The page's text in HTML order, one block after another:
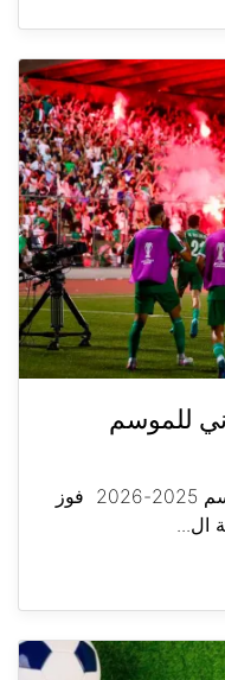
للموسم
الأنصار بطلًا للدوري اللبناني للموسم 2025-2026 فوز